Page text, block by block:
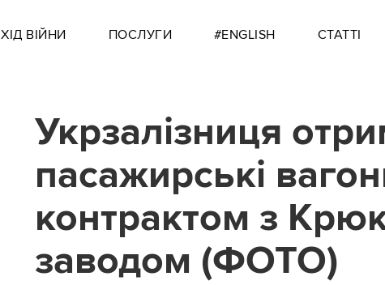
ХІД ВІЙНИ ПОСЛУГИ #ENGLISH СТАТТІ
Укрзалізниця
пасажирські
контрактом з
заводом (ФОТО)